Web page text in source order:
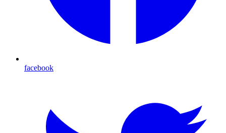
facebook